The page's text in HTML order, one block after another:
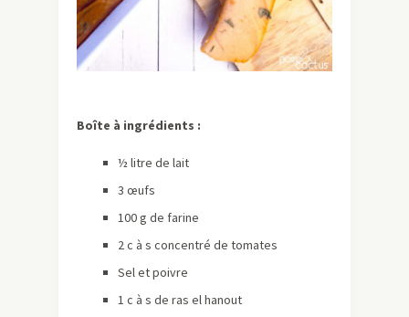
Boîte à ingrédients :
½ litre de lait
3 œufs
100 g de farine
2 c à s concentré de tomates
Sel et poivre
1 c à s de ras el hanout